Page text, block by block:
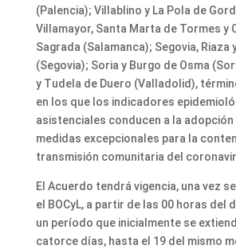
(Palencia); Villablino y La Pola de
Villamayor, Santa Marta de Tormes y
Sagrada (Salamanca); Segovia, Riaza
(Segovia); Soria y Burgo de Osma
y Tudela de Duero (Valladolid),
en los que los indicadores
asistenciales conducen a la
medidas excepcionales para la
transmisión comunitaria del
El Acuerdo tendrá vigencia, una vez
el BOCyL, a partir de las 00 horas del
un período que inicialmente se
catorce días, hasta el 19 del mismo